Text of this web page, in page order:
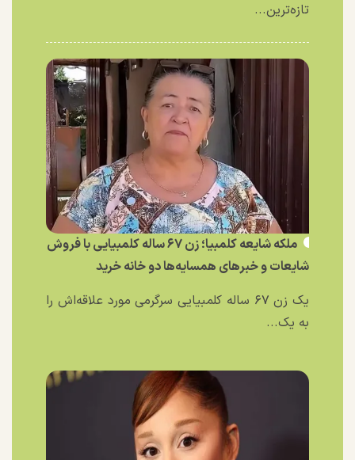
تازه‌ترین...
ملکه شایعه کلمبیا؛ زن ۶۷ ساله کلمبیایی با فروش
شایعات و خبر‌های همسایه‌ها دو خانه خرید
یک زن ۶۷ ساله کلمبیایی سرگرمی مورد علاقه‌اش را
به یک...